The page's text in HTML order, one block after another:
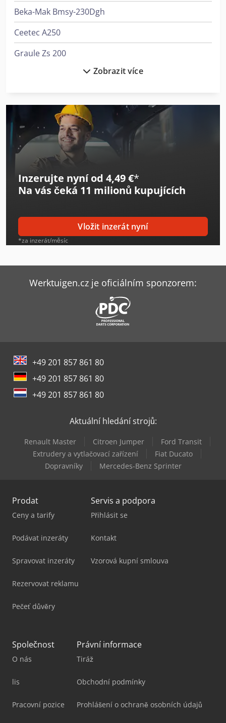
Beka-Mak Bmsy-230Dgh
Ceetec A250
Graule Zs 200
Hitachi Zw220
Hitachi Zw220-6
Hitachi Zw310
Hitachi Zw95-6
Hitachi Zx140W-6
Hitachi Zx170W-6
Hitachi Zx210-6
Holz-Her Zentrex 6215 Power
Jcb 525-60E
Omec 650 M
Panhans 680/200
Zobrazit více
Inzerujte nyní od 4,49 €*
Na vás čeká 11 milionů kupujících
Vložit inzerát nyní
*za inzerát/měsíc
Werktuigen.cz je oficiálním sponzorem:
+49 201 857 861 80
+49 201 857 861 80
+49 201 857 861 80
Aktuální hledání strojů:
Renault Master Citroen Jumper
Ford Transit
Extrudery a vytlačovací zařízení
Fiat Ducato
Dopravníky
Mercedes-Benz Sprinter
Prodat
Ceny a tarify
Podávat inzeráty
Spravovat inzeráty
Rezervovat reklamu
Pečeť důvěry
Servis a podpora
Přihlásit se
Kontakt
Vzorová kupní smlouva
Společnost
O nás
lis
Pracovní pozice
Právní informace
Tiráž
Obchodní podmínky
Prohlášení o ochraně osobních údajů